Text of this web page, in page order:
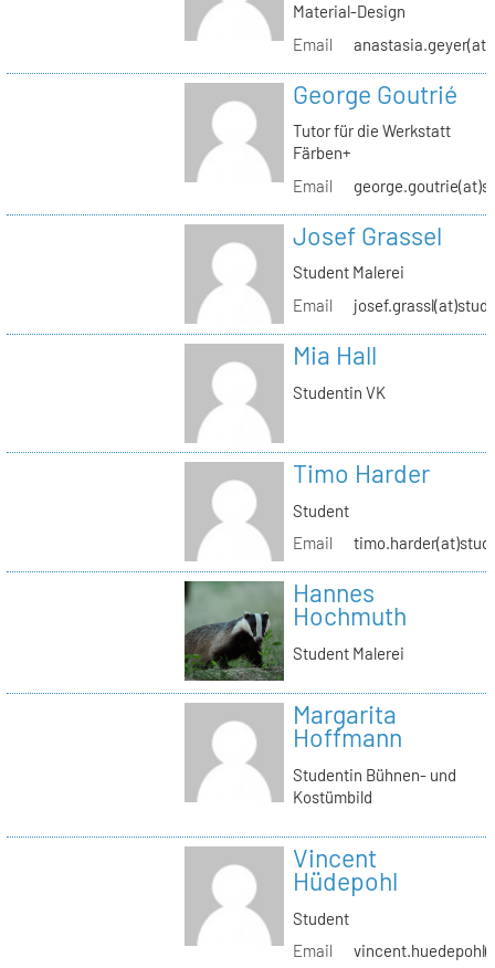
Material-Design
Email
George Goutrié
Tutor für die Werkstatt
Färben+
Email
Josef Grassel
Student Malerei
Email
Mia Hall
Studentin VK
Timo Harder
Student
Email
Hannes
Hochmuth
Student Malerei
Margarita
Hoffmann
Studentin Bühnen- und
Kostümbild
Vincent
Hüdepohl
Student
Email